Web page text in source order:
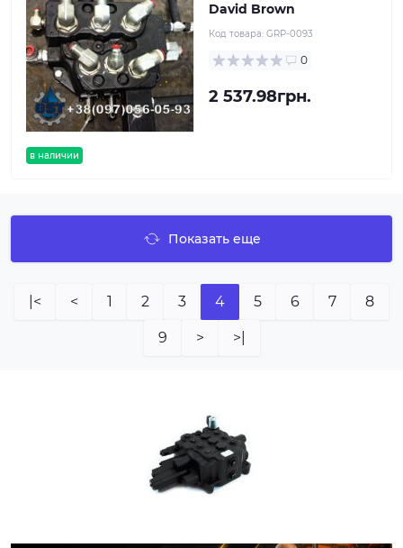
в наличии
David Brown
Код товара: GRP-0093
0
2 537.98грн.
Показать еще
|< < 1 2 3 4 5 6 7 8
9 > >|